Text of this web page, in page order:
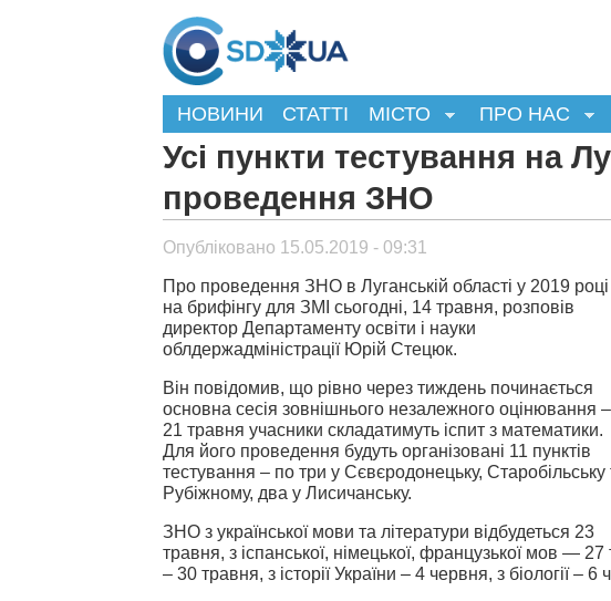
НОВИНИ СТАТТІ МІСТО ПРО НАС
Усі пункти тестування на
проведення ЗНО
Опубліковано 15.05.2019 - 09:31
Про проведення ЗНО в Луганській області у 2019 році
на брифінгу для ЗМІ сьогодні, 14 травня, розповів
директор Департаменту освіти і науки
облдержадміністрації Юрій Стецюк.
Він повідомив, що рівно через тиждень починається
основна сесія зовнішнього незалежного оцінювання –
21 травня учасники складатимуть іспит з математики.
Для його проведення будуть організовані 11 пунктів
тестування – по три у Сєвєродонецьку, Старобільську
Рубіжному, два у Лисичанську.
ЗНО з української мови та літератури відбудеться 23
травня, з іспанської, німецької, французької мов —
– 30 травня, з історії України – 4 червня, з біології –